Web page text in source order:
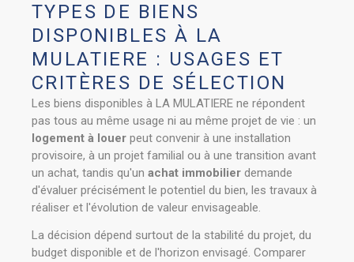
TYPES DE BIENS
DISPONIBLES À LA
MULATIERE : USAGES ET
CRITÈRES DE SÉLECTION
Les biens disponibles à LA MULATIERE ne répondent
pas tous au même usage ni au même projet de vie : un
logement à louer peut convenir à une installation
provisoire, à un projet familial ou à une transition avant
un achat, tandis qu'un achat immobilier demande
d'évaluer précisément le potentiel du bien, les travaux à
réaliser et l'évolution de valeur envisageable.
La décision dépend surtout de la stabilité du projet, du
budget disponible et de l'horizon envisagé. Comparer